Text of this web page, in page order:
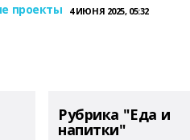
проекты 4 ИЮНЯ 2025, 05:32
Рубрика "Еда и
напитки"